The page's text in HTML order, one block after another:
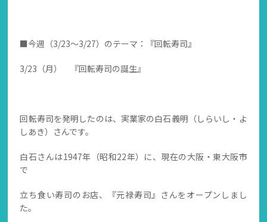
■今週（3/23～3/27）のテーマ：『回転寿司』
3/23（月） 『回転寿司の誕生』
回転寿司を発明したのは、実業家の白石義明（しらいし・よ
しあき）さんです。
白石さんは1947年（昭和22年）に、現在の大阪・東大阪市
で
立ち食い寿司のお店、『元禄寿司』さんをオープンしまし
た。